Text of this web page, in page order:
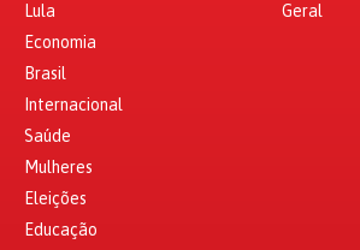
Lula
Economia
Brasil
Internacional
Saúde
Mulheres
Eleições
Educação
Geral